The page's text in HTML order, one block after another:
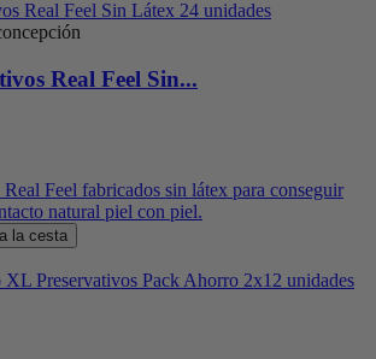
Real Feel Sin...
Feel fabricados sin látex para conseguir
natural piel con piel.
la cesta